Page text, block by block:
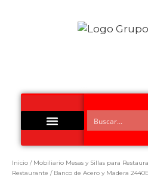
Inicio / Mobiliario Mesas y Sillas para
Restaurante / Banco de Acero y Madera